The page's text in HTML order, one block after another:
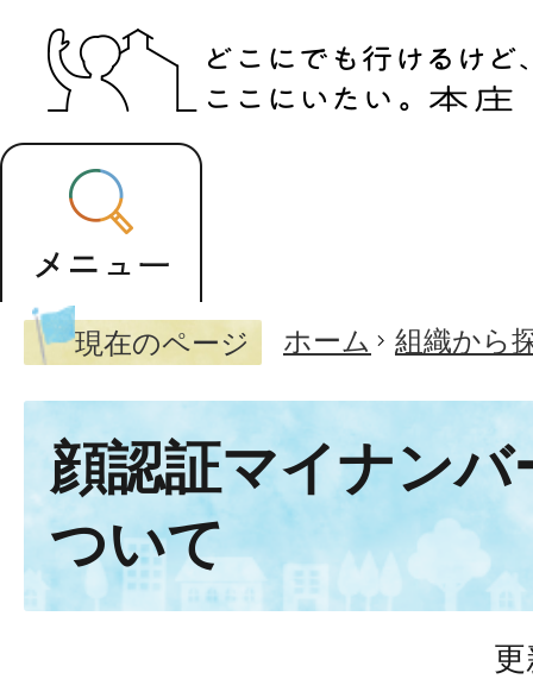
現在のページ ホーム 組織から
顔認証マイナン
ついて